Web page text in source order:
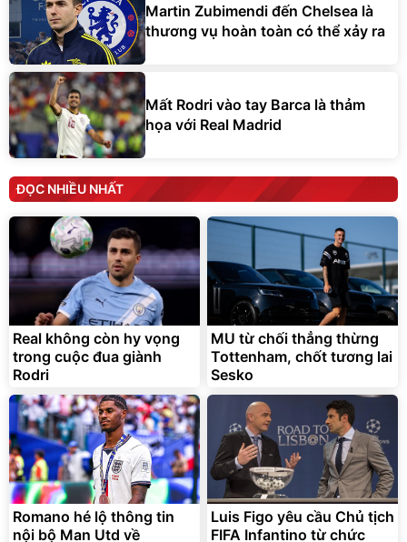
Martin Zubimendi đến Chelsea là
thương vụ hoàn toàn có thể xảy ra
Mất Rodri vào tay Barca là thảm
họa với Real Madrid
ĐỌC NHIỀU NHẤT
Real không còn hy vọng
trong cuộc đua giành
Rodri
MU từ chối thẳng thừng
Tottenham, chốt tương lai
Sesko
Romano hé lộ thông tin
nội bộ Man Utd về
Luis Figo yêu cầu Chủ tịch
FIFA Infantino từ chức